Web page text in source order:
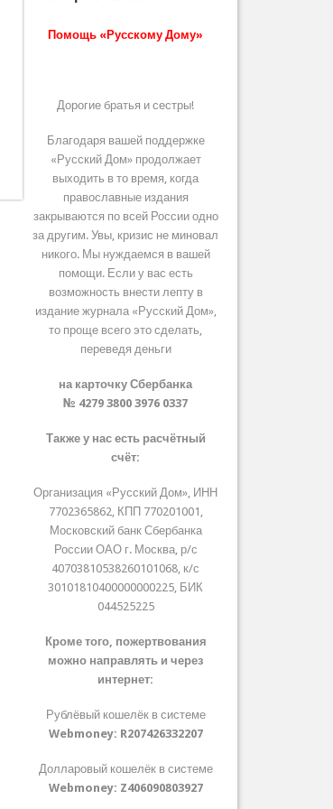
Помощь «Русскому Дому»
Дорогие братья и сестры!
Благодаря вашей поддержке
«Русский Дом» продолжает
выходить в то время, когда
православные издания
закрываются по всей России одно
за другим. Увы, кризис не миновал
никого. Мы нуждаемся в вашей
помощи. Если у вас есть
возможность внести лепту в
издание журнала «Русский Дом»,
то проще всего это сделать,
переведя деньги
на карточку Сбербанка
№ 4279 3800 3976 0337
Также у нас есть расчётный
счёт:
Организация «Русский Дом», ИНН
7702365862, КПП 770201001,
Московский банк Сбербанка
России ОАО г. Москва, р/с
40703810538260101068, к/с
30101810400000000225, БИК
044525225
Кроме того, пожертвования
можно направлять и через
интернет:
Рублёвый кошелёк в системе
Webmoney: R207426332207
Долларовый кошелёк в системе
Webmoney: Z406090803927